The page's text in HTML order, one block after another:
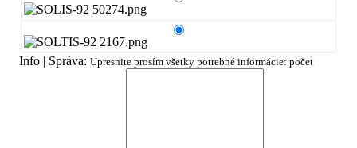
Info | Správa: Upresnite prosím všetky potrebné informácie: počet